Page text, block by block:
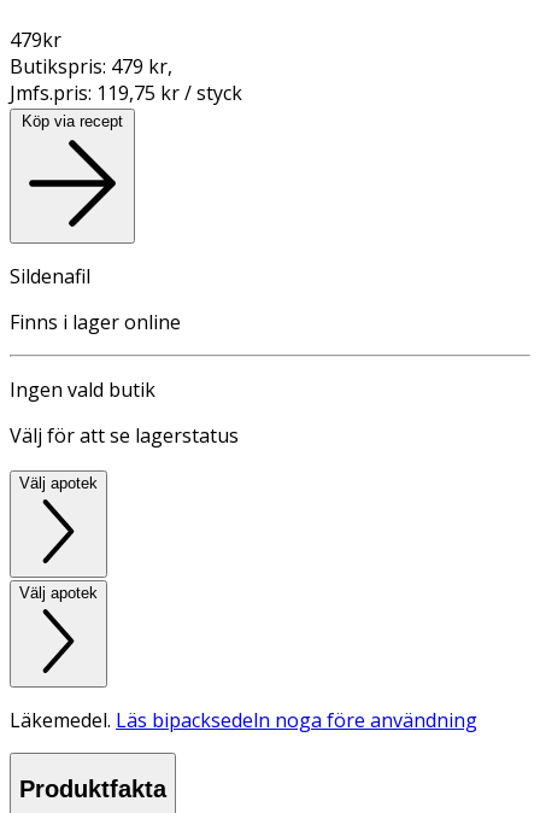
479kr
Butikspris: 479 kr,
Jmfs.pris: 119,75 kr / styck
Köp via recept
Sildenafil
Finns i lager online
Ingen vald butik
Välj för att se lagerstatus
Välj apotek
Välj apotek
Läkemedel. Läs bipacksedeln noga före användning
Produktfakta